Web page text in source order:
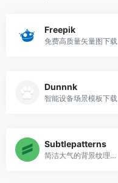
Freepik
免费高质量矢量图下载
Dunnnk
智能设备场景模板下载
Subtlepatterns
简洁大气的背景纹理素材